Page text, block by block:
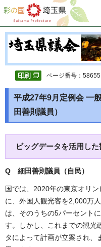
彩の国 埼玉県
ページ番号：58655
平成27年9月定例会 一
田善則議員）
ビッグデータを活用し
Q 細田善則議員（自民）
国では、2020年の東京オリ
に、外国人観光客を2,000万
は、そのうちの5パーセント
す。しかし、これまでの観光
タによって計画が立案され、